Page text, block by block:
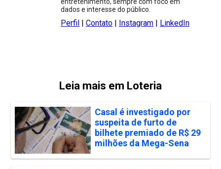
dados e interesse do público.
Perfil |Contato | Instagram | LinkedIn
Leia mais em Loteria
Casal é investigado por
suspeita de furto de
bilhete premiado de R$ 29
milhões da Mega-Sena